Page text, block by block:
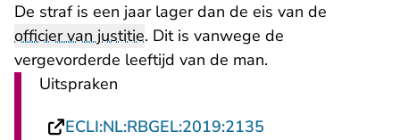
De straf is een jaar lager dan de eis van de
officier van justitie. Dit is vanwege de
vergevorderde leeftijd van de man.
Uitspraken
ECLI:NL:RBGEL:2019:2135